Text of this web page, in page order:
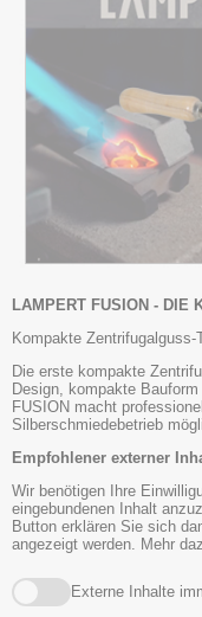
LAMPERT FUSION - DIE
Kompakte Zentrifugalguss-
Die erste kompakte
Design, kompakte
FUSION macht
Silberschmiedebetrieb
Empfohlener externer
Wir benötigen Ihre
eingebundenen Inhalt
Button erklären Sie sich
angezeigt werden. Mehr
Externe Inhalte